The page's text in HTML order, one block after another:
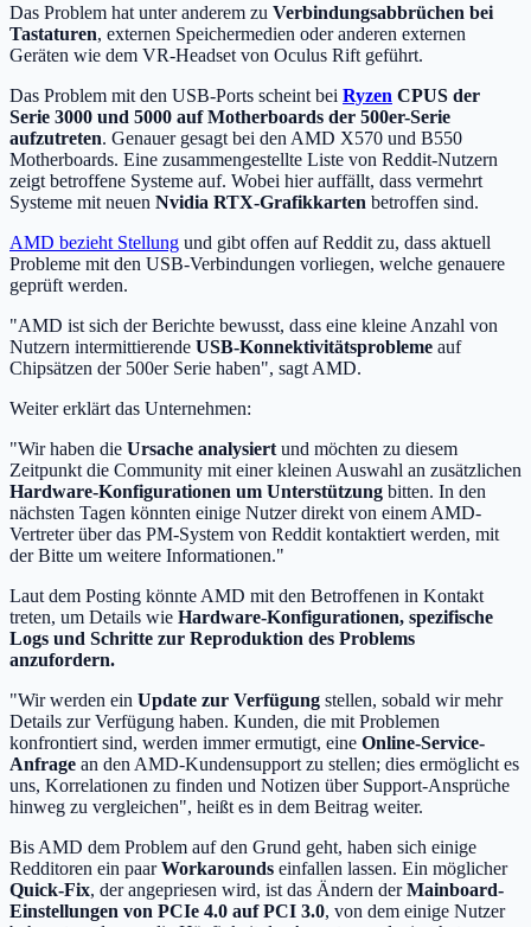
Das Problem hat unter anderem zu Verbindungsabbrüchen bei
Tastaturen, externen Speichermedien oder anderen externen
Geräten wie dem VR-Headset von Oculus Rift geführt.
Das Problem mit den USB-Ports scheint bei Ryzen CPUS der
Serie 3000 und 5000 auf Motherboards der 500er-Serie
aufzutreten. Genauer gesagt bei den AMD X570 und B550
Motherboards. Eine zusammengestellte Liste von Reddit-Nutzern
zeigt betroffene Systeme auf. Wobei hier auffällt, dass vermehrt
Systeme mit neuen Nvidia RTX-Grafikkarten betroffen sind.
AMD bezieht Stellung und gibt offen auf Reddit zu, dass aktuell
Probleme mit den USB-Verbindungen vorliegen, welche genauere
geprüft werden.
"AMD ist sich der Berichte bewusst, dass eine kleine Anzahl von
Nutzern intermittierende USB-Konnektivitätsprobleme auf
Chipsätzen der 500er Serie haben", sagt AMD.
Weiter erklärt das Unternehmen:
"Wir haben die Ursache analysiert und möchten zu diesem
Zeitpunkt die Community mit einer kleinen Auswahl an zusätzlichen
Hardware-Konfigurationen um Unterstützung bitten. In den
nächsten Tagen könnten einige Nutzer direkt von einem AMD-
Vertreter über das PM-System von Reddit kontaktiert werden, mit
der Bitte um weitere Informationen."
Laut dem Posting könnte AMD mit den Betroffenen in Kontakt
treten, um Details wie Hardware-Konfigurationen, spezifische
Logs und Schritte zur Reproduktion des Problems
anzufordern.
"Wir werden ein Update zur Verfügung stellen, sobald wir mehr
Details zur Verfügung haben. Kunden, die mit Problemen
konfrontiert sind, werden immer ermutigt, eine Online-Service-
Anfrage an den AMD-Kundensupport zu stellen; dies ermöglicht es
uns, Korrelationen zu finden und Notizen über Support-Ansprüche
hinweg zu vergleichen", heißt es in dem Beitrag weiter.
Bis AMD dem Problem auf den Grund geht, haben sich einige
Redditoren ein paarWorkarounds einfallen lassen. Ein möglicher
Quick-Fix, der angepriesen wird, ist das Ändern derMainboard-
Einstellungen von PCIe 4.0 auf PCI 3.0, von dem einige Nutzer